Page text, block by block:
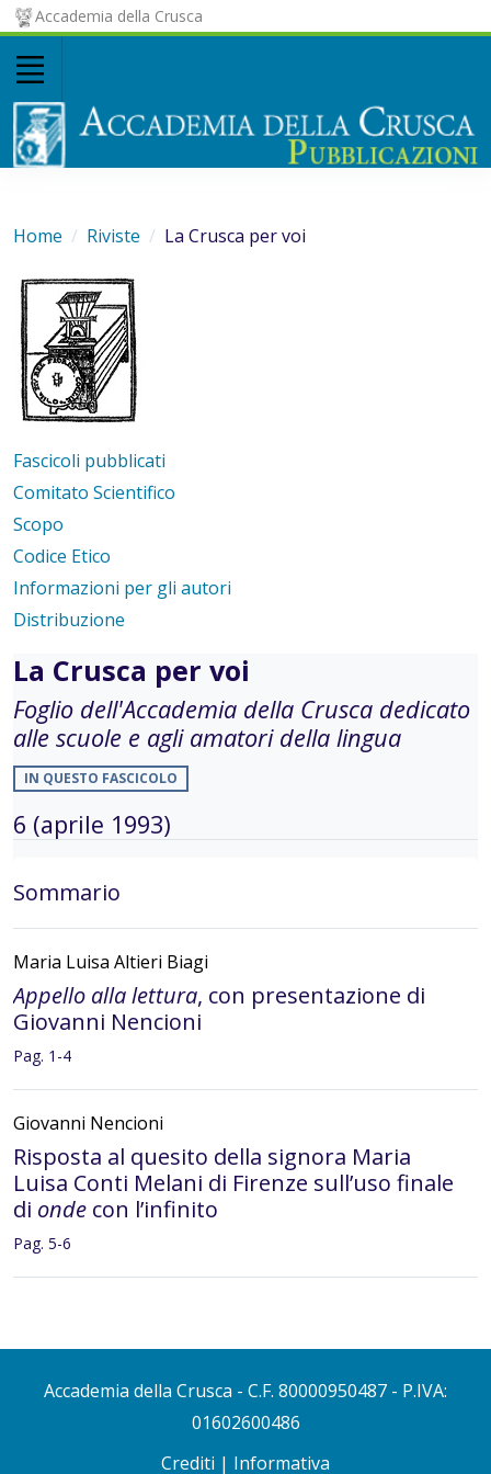
Accademia della Crusca
Home Riviste La Crusca per voi
Fascicoli pubblicati
Comitato Scientifico
Scopo
Codice Etico
Informazioni per gli autori
Distribuzione
La Crusca per voi
Foglio dell'Accademia della Crusca dedicato
alle scuole e agli amatori della lingua
IN QUESTO FASCICOLO
6 (aprile 1993)
Sommario
Maria Luisa Altieri Biagi
Appello alla lettura, con presentazione di
Giovanni Nencioni
Pag. 1-4
Giovanni Nencioni
Risposta al quesito della signora Maria
Luisa Conti Melani di Firenze sull’uso finale
di onde con l’infinito
Pag. 5-6
Risposta ai quesiti del signor Saverio Scavo
lingua italiana
Accademia della Crusca - C.F. 80000950487 - P.IVA:
01602600486
Crediti | Informativa